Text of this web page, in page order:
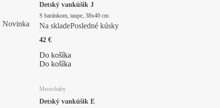
Novinka
Detský vankúšik J
S baránkom, taupe, 38x40 cm
Na skladePosledné kúsky
42 €
Do košíka
Do košíka
Meowbaby
Detský vankúšik E